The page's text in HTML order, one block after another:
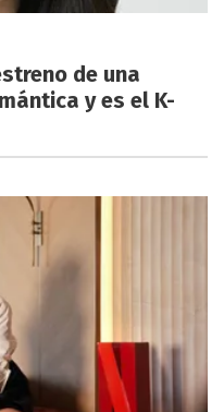
de una
y es el K-